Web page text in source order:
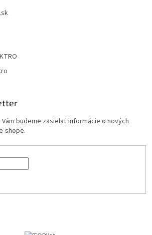
budeme zasielať informácie o nových
shope.